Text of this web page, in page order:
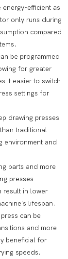
energy-efficient as
only runs during
compared
be programmed
for greater
it easier to switch
settings for
drawing presses
traditional
environment and
parts and more
presses
result in lower
lifespan.
can be
and more
beneficial for
speeds.